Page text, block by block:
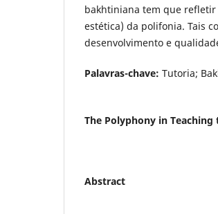
bakhtiniana tem que
estética) da polifonia. Tais
desenvolvimento e
Palavras-chave: Tutoria;
The Polyphony in Teaching
Abstract